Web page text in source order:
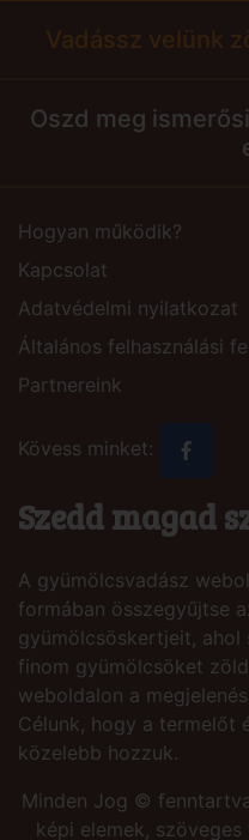
Vadássz velünk
Oszd meg
Hogyan működik?
Kapcsolat
Adatvédelmi nyilatkozat
Általános felhasználási
Partnereink
Kövess minket:
Szedd magad
A gyümölcsvadász
formában összegyűjtse
gyümölcsöskertjeit, ahol
finom gyümölcsöket
weboldalon a
Célunk, hogy a termelőt
közelebb hozzuk.
Minden Jog ©
képi elemek,